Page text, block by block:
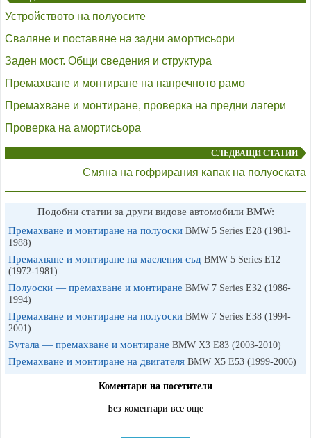
Устройството на полуосите
Сваляне и поставяне на задни амортисьори
Заден мост. Общи сведения и структура
Премахване и монтиране на напречното рамо
Премахване и монтиране, проверка на предни лагери
Проверка на амортисьора
СЛЕДВАЩИ СТАТИИ
Смяна на гофрирания капак на полуоската
Подобни статии за други видове автомобили BMW:
Премахване и монтиране на полуоски BMW 5 Series E28 (1981-
1988)
Премахване и монтиране на масления съд BMW 5 Series E12
(1972-1981)
Полуоски — премахване и монтиране BMW 7 Series E32 (1986-
1994)
Премахване и монтиране на полуоски BMW 7 Series E38 (1994-
2001)
Бутала — премахване и монтиране BMW X3 Е83 (2003-2010)
Премахване и монтиране на двигателя BMW X5 E53 (1999-2006)
Коментари на посетители
Без коментари все още